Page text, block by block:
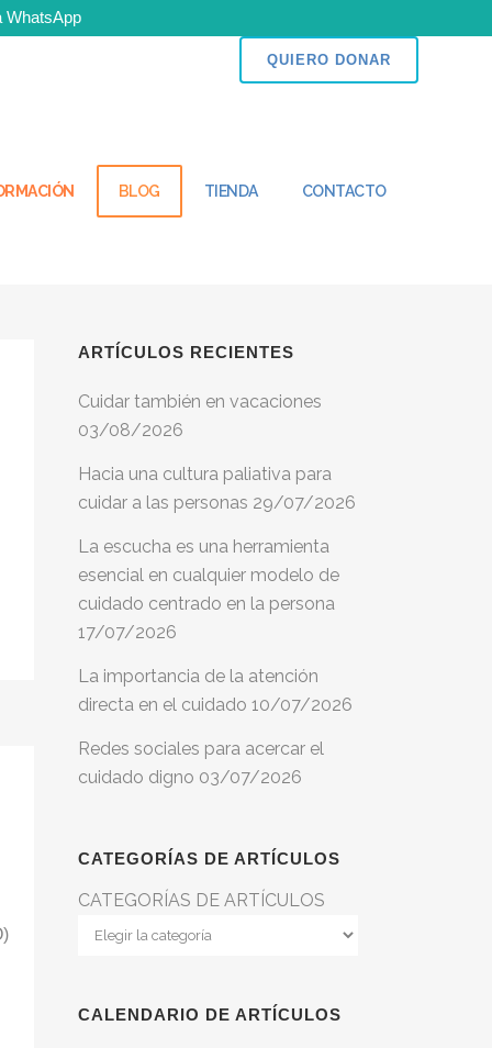
WhatsApp
QUIERO DONAR
BLOG TIENDA CONTACTO
ARTÍCULOS RECIENTES
Cuidar también en vacaciones
03/08/2026
Hacia una cultura paliativa para
cuidar a las personas 29/07/2026
La escucha es una herramienta
esencial en cualquier modelo de
cuidado centrado en la persona
17/07/2026
La importancia de la atención
directa en el cuidado 10/07/2026
Redes sociales para acercar el
cuidado digno 03/07/2026
CATEGORÍAS DE ARTÍCULOS
CATEGORÍAS DE ARTÍCULOS
CALENDARIO DE ARTÍCULOS